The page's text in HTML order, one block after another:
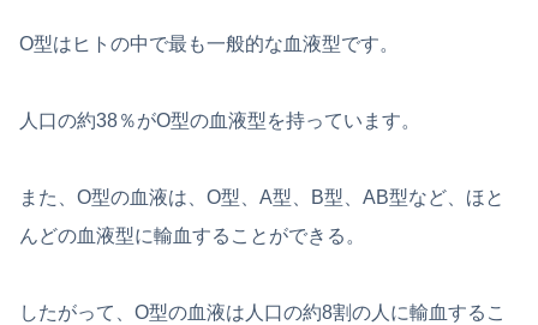
O型はヒトの中で最も一般的な血液型です。
人口の約38％がO型の血液型を持っています。
また、O型の血液は、O型、A型、B型、AB型など、ほと
んどの血液型に輸血することができる。
したがって、O型の血液は人口の約8割の人に輸血するこ